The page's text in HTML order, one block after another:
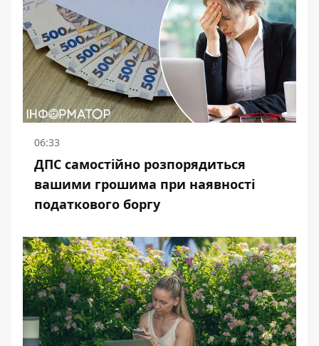
06:33
ДПС самостійно розпорядиться
вашими грошима при наявності
податкового боргу